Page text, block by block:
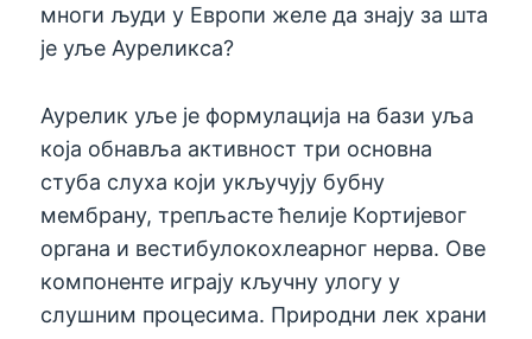
многи људи у Европи желе да знају за шта
је уље Ауреликса?
Аурелик уље је формулација на бази уља
која обнавља активност три основна
стуба слуха који укључују бубну
мембрану, трепљасте ћелије Кортијевог
органа и вестибулокохлеарног нерва. Ове
компоненте играју кључну улогу у
слушним процесима. Природни лек храни